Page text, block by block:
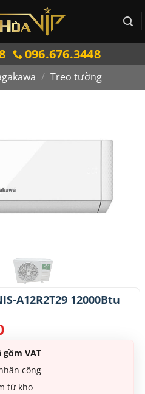
096.676.3448
/ Treo tường
A12R2T29 12000Btu
Giá
tại
là:
6.990.000.
gồm VAT
công
từ kho